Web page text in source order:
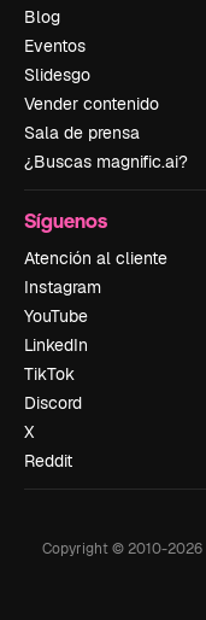
Blog
Eventos
Slidesgo
Vender contenido
Sala de prensa
¿Buscas magnific.ai?
Síguenos
Atención al cliente
Instagram
YouTube
LinkedIn
TikTok
Discord
X
Reddit
Copyright © 2010-2026